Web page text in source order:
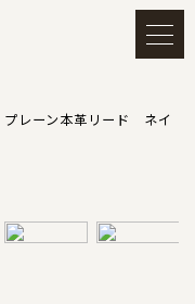
アカウント
プレーン本革リード ネイ